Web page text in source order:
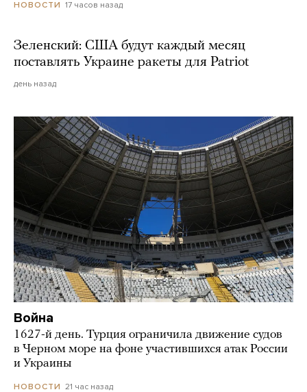
НОВОСТИ 17 часов назад
Зеленский: США будут каждый месяц
поставлять Украине ракеты для Patriot
день назад
Война
1627-й день. Турция ограничила движение судов
в Черном море на фоне участившихся атак России
и Украины
НОВОСТИ 21 час назад